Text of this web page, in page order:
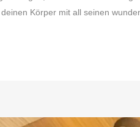
Körper mit all seinen